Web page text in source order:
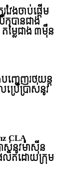
វែងចាប់ផ្តើម
បានជាង
លៃជាង ៣ម៉ឺន
ញ្ចេញរថយន្ត
ប្រើប្រាស់នូវ
CLA
ាស់នូវម៉ាស៊ីន
លិតដោយក្រុម